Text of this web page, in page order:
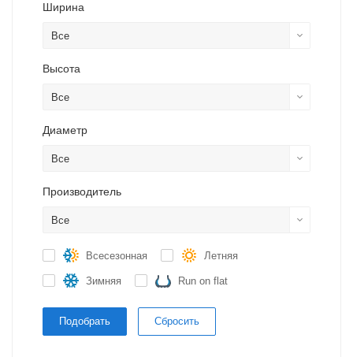
Ширина
Все
Высота
Все
Диаметр
Все
Производитель
Все
Всесезонная Летняя
Зимняя Run on flat
Подобрать Сбросить